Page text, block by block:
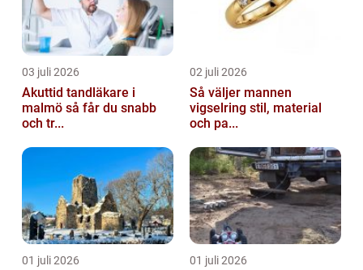
03 juli 2026
Akuttid tandläkare i
malmö så får du snabb
och tr...
02 juli 2026
Så väljer mannen
vigselring stil, material
och pa...
01 juli 2026 01 juli 2026